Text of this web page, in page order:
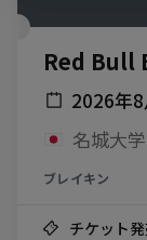
Red Bull
2026年
名城大
ブレイキン
チケット